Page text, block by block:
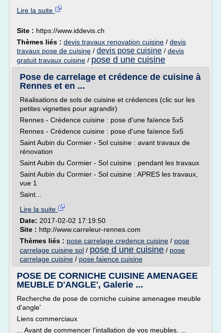
Lire la suite
Site : https://www.iddevis.ch
Thèmes liés : devis travaux renovation cuisine / devis
travaux pose de cuisine / devis pose cuisine / devis
gratuit travaux cuisine / pose d une cuisine
Pose de carrelage et crédence de cuisine à
Rennes et en ...
Réalisations de sols de cuisine et crédences (clic sur les
petites vignettes pour agrandir)
Rennes - Crédence cuisine : pose d'une faïence 5x5
Rennes - Crédence cuisine : pose d'une faïence 5x5
Saint Aubin du Cormier - Sol cuisine : avant travaux de
rénovation
Saint Aubin du Cormier - Sol cuisine : pendant les travaux
Saint Aubin du Cormier - Sol cuisine : APRES les travaux,
vue 1
Saint...
Lire la suite
Date: 2017-02-02 17:19:50
Site : http://www.carreleur-rennes.com
Thèmes liés : pose carrelage credence cuisine / pose
carrelage cuisine sol / pose d une cuisine / pose
carrelage cuisine / pose faience cuisine
POSE DE CORNICHE CUISINE AMENAGEE
MEUBLE D'ANGLE', Galerie ...
Recherche de pose de corniche cuisine amenagee meuble
d'angle'
Liens commerciaux
... Avant de commencer l'intallation de vos meubles, ...